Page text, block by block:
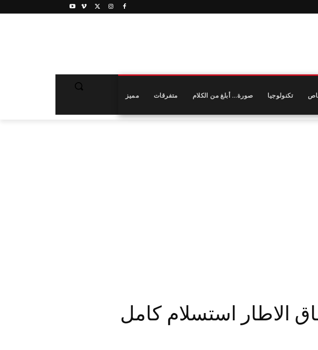
تكنولوجيا صورة… أبلغ من الكلام متفرقات مميز
الاطار استسلام كامل